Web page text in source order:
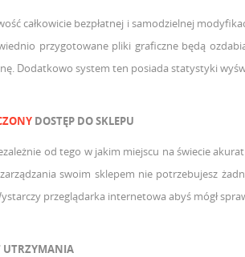
całkowicie bezpłatnej i samodzielnej
przygotowane pliki graficzne będą
Dodatkowo system ten posiada statystyki
DOSTĘP DO SKLEPU
od tego w jakim miejscu na świecie
swoim sklepem nie potrzebujesz
przeglądarka internetowa abyś mógł
UTRZYMANIA